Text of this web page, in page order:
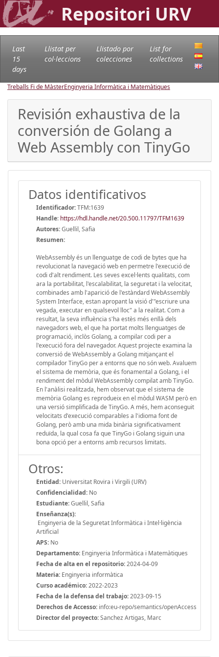
Repositori URV
Last
15
days
Llistat per
col·leccions
Llistado por
colecciones
List for
collections
Treballs Fi de MàsterEnginyeria Informàtica i Matemàtiques
Revisión exhaustiva de la
conversión de Golang a
Web Assembly con TinyGo
Datos identificativos
Identificador:TFM:1639
Handle: https://hdl.handle.net/20.500.11797/TFM1639
Autores:Guellil, Safia
Resumen:
WebAssembly és un llenguatge de codi de bytes que ha
revolucionat la navegació web en permetre l'execució de
codi d'alt rendiment. Les seves excel·lents qualitats, com
ara la portabilitat, l'escalabilitat, la seguretat i la velocitat,
combinades amb l'aparició de l'estàndard WebAssembly
System Interface, estan apropant la visió d'"escriure una
vegada, executar en qualsevol lloc" a la realitat. Com a
resultat, la seva influència s'ha estès més enllà dels
navegadors web, el que ha portat molts llenguatges de
programació, inclòs Golang, a compilar codi per a
l'execució fora del navegador. Aquest projecte examina la
conversió de WebAssembly a Golang mitjançant el
compilador TinyGo per a entorns que no són web. Avaluem
el sistema de memòria, que és fonamental a Golang, i el
rendiment del mòdul WebAssembly compilat amb TinyGo.
En l'anàlisi realitzada, hem observat que el sistema de
memòria Golang es reprodueix en el mòdul WASM però en
una versió simplificada de TinyGo. A més, hem aconseguit
velocitats d'execució comparables a l'idioma font de
Golang, però amb una mida binària significativament
reduïda, la qual cosa fa que TinyGo i Golang siguin una
bona opció per a entorns amb recursos limitats.
Otros:
Entidad: Universitat Rovira i Virgili (URV)
Confidencialidad: No
Estudiante:Guellil, Safia
Enseñanza(s):
Enginyeria de la Seguretat Informàtica i Intel·ligència
Artificial
APS: No
Departamento: Enginyeria Informàtica i Matemàtiques
Fecha de alta en el repositorio:2024-04-09
Materia: Enginyeria informàtica
Curso académico:2022-2023
Fecha de la defensa del trabajo:2023-09-15
Derechos de Accesso: info:eu-repo/semantics/openAccess
Director del proyecto:Sanchez Artigas, Marc